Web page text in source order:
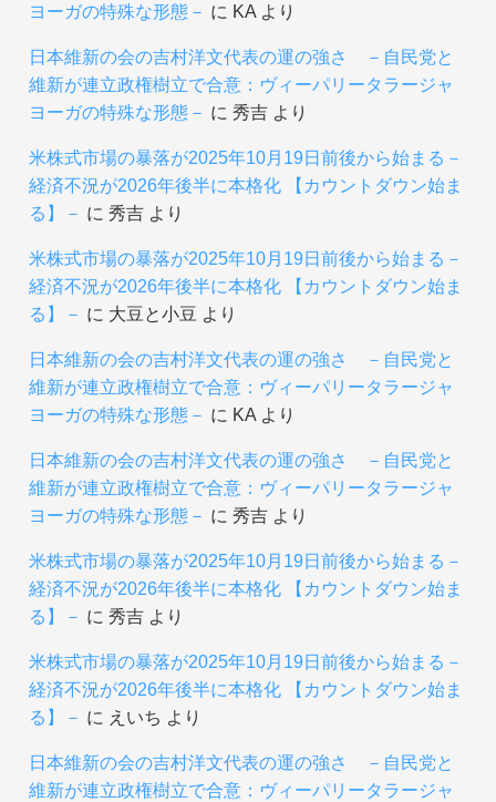
ヨーガの特殊な形態－ に KAより
日本維新の会の吉村洋文代表の運の強さ －自民党と
維新が連立政権樹立で合意：ヴィーパリータラージャ
ヨーガの特殊な形態－ に 秀吉より
米株式市場の暴落が2025年10月19日前後から始まる－
経済不況が2026年後半に本格化 【カウントダウン始ま
る】－ に 秀吉より
米株式市場の暴落が2025年10月19日前後から始まる－
経済不況が2026年後半に本格化 【カウントダウン始ま
る】－ に 大豆と小豆 より
日本維新の会の吉村洋文代表の運の強さ －自民党と
維新が連立政権樹立で合意：ヴィーパリータラージャ
ヨーガの特殊な形態－ に KAより
日本維新の会の吉村洋文代表の運の強さ －自民党と
維新が連立政権樹立で合意：ヴィーパリータラージャ
ヨーガの特殊な形態－ に 秀吉より
米株式市場の暴落が2025年10月19日前後から始まる－
経済不況が2026年後半に本格化 【カウントダウン始ま
る】－ に 秀吉より
米株式市場の暴落が2025年10月19日前後から始まる－
経済不況が2026年後半に本格化 【カウントダウン始ま
る】－ に えいち より
日本維新の会の吉村洋文代表の運の強さ －自民党と
維新が連立政権樹立で合意：ヴィーパリータラージャ